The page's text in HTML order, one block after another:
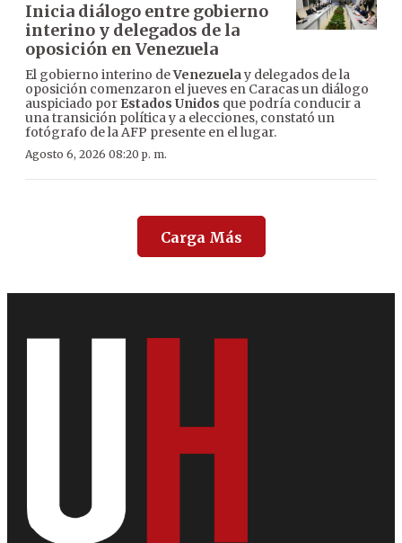
Inicia diálogo entre gobierno
interino y delegados de la
oposición en Venezuela
El gobierno interino deVenezuelay delegados de la
oposición comenzaron el jueves en Caracas un diálogo
auspiciado por Estados Unidos que podría conducir a
una transición política y a elecciones, constató un
fotógrafo de la AFP presente en el lugar.
Agosto 6, 2026 08:20 p. m.
Carga Más